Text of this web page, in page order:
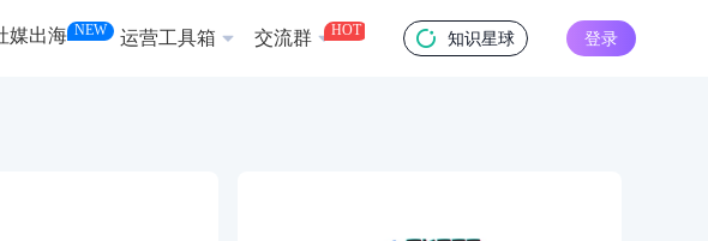
媒出海 NEW 运营工具箱 交流群 HOT 知识星球 登录